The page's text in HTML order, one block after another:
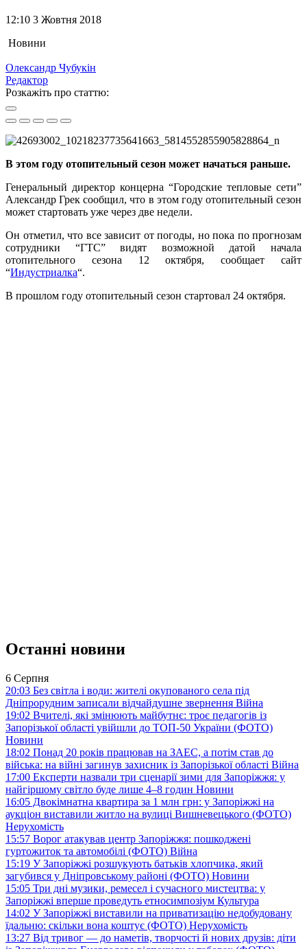
12:10 3 Жовтня 2018
Новини
Олександр Чубукін
Редактор
Розкажіть про статтю:
В этом году отопительный сезон может начаться раньше.
Генеральный директор концерна “Городские тепловые сети”
Александр Грек сообщил, что в этом году отопительный сезон
может стартовать уже через две недели.
Он отметил, что все зависит от погоды, но пока по прогнозам
сотрудники “ГТС” видят возможной датой начала
отопительного сезона 12 октября, сообщает сайт
“Индустриалка“.
В прошлом году отопительный сезон стартовал 24 октября.
Останні новини
6 Серпня
20:03 Без світла і води: жителі окупованого села під
Дніпрорудним записали відчайдушне звернення Війна
19:02 Вчителі, які змінюють майбутнє: троє педагогів із
Запорізької області увійшли до ТОП-50 України (ФОТО)
Новини
18:02 Понад 20 років працював на ЗАЕС, а потім став до
війська: на війні загинув захисник із Запорізької області Війна
17:00 Експерти назвали три сценарії зими для Запоріжжя: у
найгіршому світло буде лише 4–8 годин Новини
16:05 Двокімнатна квартира за 1 млн грн: у Запоріжжі на
аукціон виставили житло на вулиці Вишневецького (ФОТО)
Нерухомість
15:57 Ворог атакував центр Запоріжжя: пошкоджені
гуртожиток та автомобілі (ФОТО) Війна
15:19 У Запоріжжі розшукують батьків хлопчика, який
загубився у Дніпровському районі (ФОТО) Новини
15:05 Три дні музики, ремесел і сучасного мистецтва: у
Запоріжжі вперше проведуть етносимпозіум Культура
14:02 У Запоріжжі виставили на приватизацію недобудовану
їдальню: скільки вона коштує (ФОТО) Нерухомість
13:27 Від тривог — до наметів, творчості й нових друзів: діти